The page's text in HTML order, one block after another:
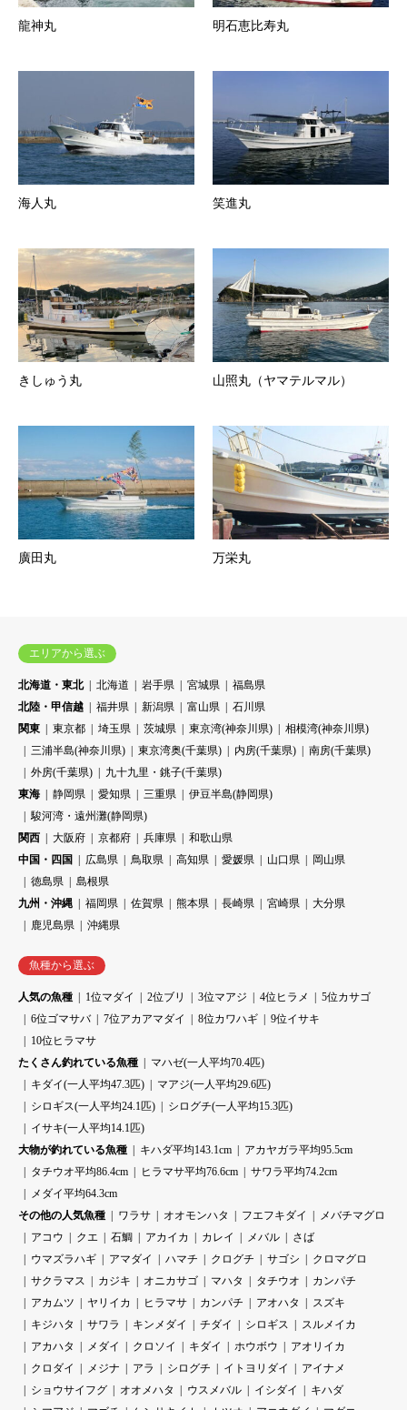
龍神丸 明石恵比寿丸
海人丸 笑進丸
きしゅう丸 山照丸（ヤマテルマル）
廣田丸 万栄丸
エリアから選ぶ
北海道・東北 北海道 岩手県 宮城県
福島県
北陸・甲信越
福井県 新潟県 富山県
石川県
関東
東京都 埼玉県 茨城県 東京湾(神奈川県)
相模湾(神奈川県)
三浦半島(神奈川県)
東京湾奥(千葉県) 内房(千葉県)
南房(千葉県)
外房(千葉県)
九十九里・銚子(千葉県)
東海
静岡県 愛知県 三重県
伊豆半島(静岡県)
駿河湾・遠州灘(静岡県)
関西
大阪府 京都府 兵庫県
和歌山県
中国・四国
広島県 鳥取県 高知県 愛媛県 山口県
岡山県
徳島県
島根県
九州・沖縄
福岡県 佐賀県 熊本県 長崎県 宮崎県
大分県
鹿児島県
沖縄県
魚種から選ぶ
人気の魚種 1位マダイ 2位ブリ 3位マアジ 4位ヒラメ
5位カサゴ
6位ゴマサバ
7位アカアマダイ 8位カワハギ
9位イサキ
10位ヒラマサ
たくさん釣れている魚種
マハゼ(一人平均70.4匹)
キダイ(一人平均47.3匹)
マアジ(一人平均29.6匹)
シロギス(一人平均24.1匹)
シログチ(一人平均15.3匹)
イサキ(一人平均14.1匹)
大物が釣れている魚種
キハダ平均143.1cm
アカヤガラ平均95.5cm
タチウオ平均86.4cm
ヒラマサ平均76.6cm
サワラ平均74.2cm
メダイ平均64.3cm
その他の人気魚種
ワラサ オオモンハタ フエフキダイ
メバチマグロ
アコウ
クエ 石鯛 アカイカ カレイ メバル
さば
ウマズラハギ
アマダイ ハマチ クログチ サゴシ
クロマグロ
サクラマス
カジキ オニカサゴ マハタ タチウオ
カンパチ
アカムツ
ヤリイカ ヒラマサ カンパチ アオハタ
スズキ
キジハタ
サワラ キンメダイ チダイ シロギス
スルメイカ
アカハタ
メダイ クロソイ キダイ ホウボウ
アオリイカ
クロダイ
メジナ アラ シログチ イトヨリダイ
アイナメ
ショウサイフグ
オオメハタ ウスメバル イシダイ
キハダ